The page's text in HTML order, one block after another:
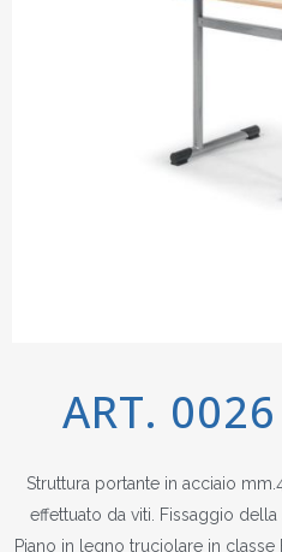
ART.
Struttura portante in acciaio
effettuato da viti. Fissaggio
Piano in legno truciolare in